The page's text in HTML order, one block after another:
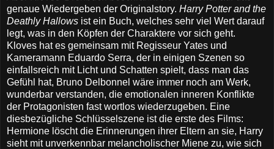
genaue Wiedergeben der Originalstory. Harry Potter and the
Deathly Hallows ist ein Buch, welches sehr viel Wert darauf
legt, was in den Köpfen der Charaktere vor sich geht.
Kloves hat es gemeinsam mit Regisseur Yates und
Kameramann Eduardo Serra, der in einigen Szenen so
einfallsreich mit Licht und Schatten spielt, dass man das
Gefühl hat, Bruno Delbonnel wäre immer noch am Werk,
wunderbar verstanden, die emotionalen inneren Konflikte
der Protagonisten fast wortlos wiederzugeben. Eine
diesbezügliche Schlüsselszene ist die erste des Films:
Hermione löscht die Erinnerungen ihrer Eltern an sie, Harry
sieht mit unverkennbar melancholischer Miene zu, wie sich